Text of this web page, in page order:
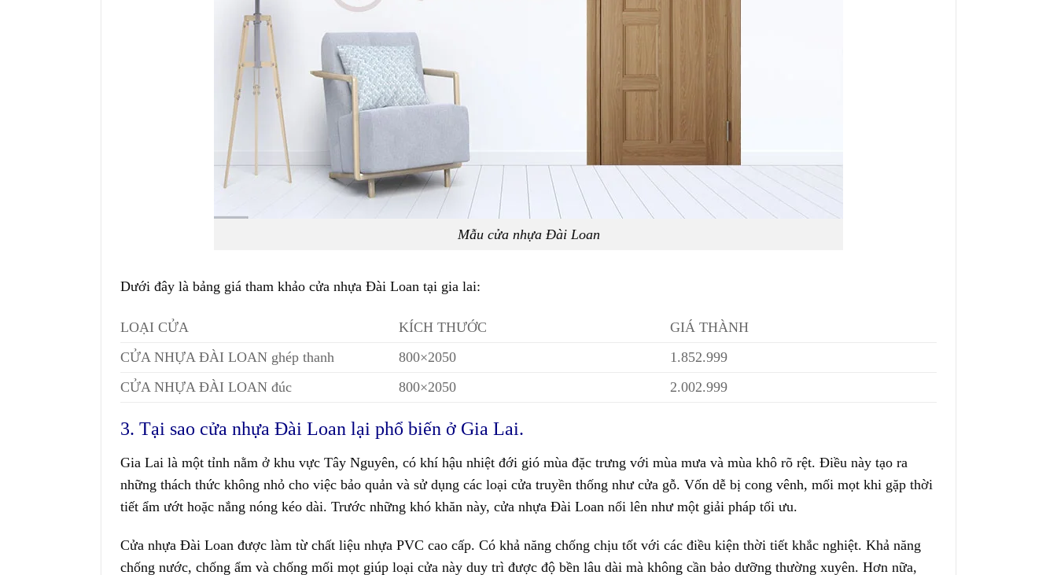
Mẫu cửa nhựa Đài Loan
Dưới đây là bảng giá tham khảo cửa nhựa Đài Loan tại gia lai:
LOẠI CỬA KÍCH THƯỚC
GIÁ THÀNH
CỬA NHỰA ĐÀI LOAN ghép thanh
800×2050
1.852.999
CỬA NHỰA ĐÀI LOAN đúc
800×2050 2.002.999
3. Tại sao cửa nhựa Đài Loan lại phổ biến ở Gia Lai.
Gia Lai là một tỉnh nằm ở khu vực Tây Nguyên, có khí hậu nhiệt đới gió mùa đặc trưng với mùa mưa và mùa khô rõ rệt. Điều này tạo ra
những thách thức không nhỏ cho việc bảo quản và sử dụng các loại cửa truyền thống như cửa gỗ. Vốn dễ bị cong vênh, mối mọt khi gặp thời
tiết ẩm ướt hoặc nắng nóng kéo dài. Trước những khó khăn này, cửa nhựa Đài Loannổi lên như một giải pháp tối ưu.
Cửa nhựa Đài Loan được làm từ chất liệu nhựa PVC cao cấp. Có khả năng chống chịu tốt với các điều kiện thời tiết khắc nghiệt. Khả năng
chống nước, chống ẩm và chống mối mọt giúp loại cửa này duy trì được độ bền lâu dài mà không cần bảo dưỡng thường xuyên. Hơn nữa,